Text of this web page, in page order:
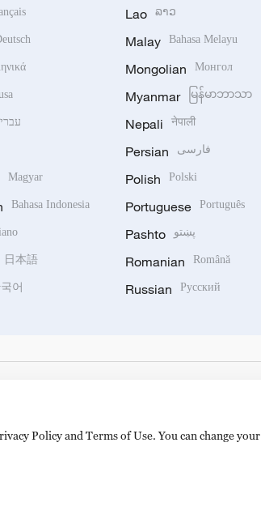
Magyar
Bahasa Indonesia
日本語
어
Lao ລາວ
Malay Bahasa Melayu
Mongolian Монгол
Myanmar မြန်မာဘာသာ
Nepali नेपाली
Persian فارسی
Polish Polski
Portuguese Português
Pashto پښتو
Romanian Română
Russian Русский
Policy and Terms of Use. You can change your